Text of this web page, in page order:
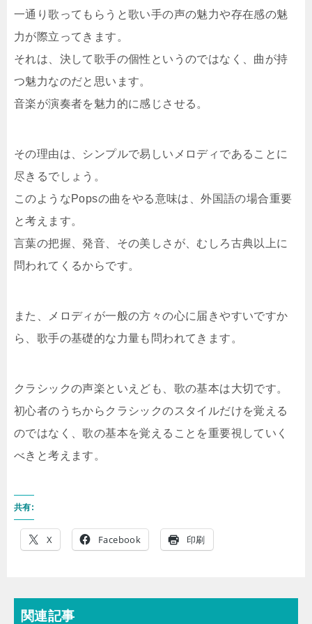
一通り歌ってもらうと歌い手の声の魅力や存在感の魅
力が際立ってきます。
それは、決して歌手の個性というのではなく、曲が持
つ魅力なのだと思います。
音楽が演奏者を魅力的に感じさせる。
その理由は、シンプルで易しいメロディであることに
尽きるでしょう。
このようなPopsの曲をやる意味は、外国語の場合重要
と考えます。
言葉の把握、発音、その美しさが、むしろ古典以上に
問われてくるからです。
また、メロディが一般の方々の心に届きやすいですか
ら、歌手の基礎的な力量も問われてきます。
クラシックの声楽といえども、歌の基本は大切です。
初心者のうちからクラシックのスタイルだけを覚える
のではなく、歌の基本を覚えることを重要視していく
べきと考えます。
共有:
X Facebook 印刷
関連記事